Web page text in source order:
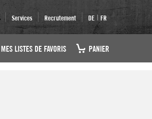
Services Recrutement DE | FR
MES LISTES DE FAVORIS PANIER